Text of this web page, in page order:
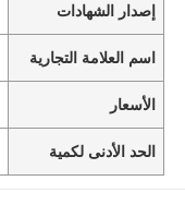
إصدار الشهادات
اسم العلامة التجارية
الأسعار
الحد الأدنى لكمية